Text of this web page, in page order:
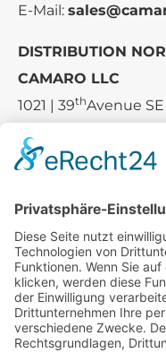
E-Mail:
DISTRIBUTION
CAMARO LLC
1021 | 39thAvenue
Tel.:+1 253-867-57 35
Unternehmen
Service
Media